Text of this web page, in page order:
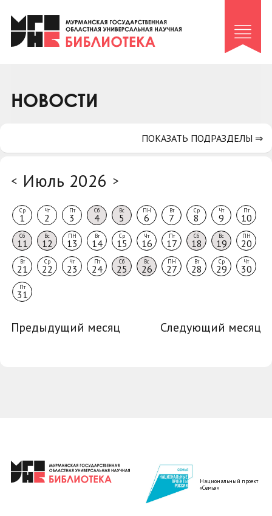
Клуб «Гиря и сельдерей»
Клуб «Семейный архив»
Коллегам
НОВОСТИ
< Июль 2026 >
Ср
1
Чт
2
Пт
3
Сб
4
Вс
5
ПН
6
Вт
7
Ср
8
Чт
9
Пт
10
Сб
11
Вс
12
ПН
13
Вт
14
Ср
15
Чт
16
Пт
17
Сб
18
Вс
19
ПН
20
Вт
21
Ср
22
Чт
23
Пт
24
Сб
25
Вс
26
ПН
27
Вт
28
Ср
29
Чт
30
Пт
31
Предыдущий месяц Следующий месяц
ПОКАЗАТЬ ПОДРАЗДЕЛЫ ⇒
Национальный проект
«Семья»